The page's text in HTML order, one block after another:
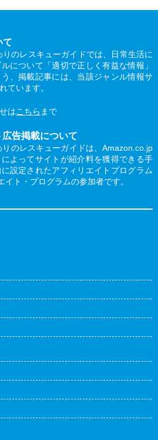
て
のレスキューガイドでは、日常生活に
について「適切で正しく有益な情報」
、掲載記事には、当該ジャンル情報サ
ています。
はこちら まで
告掲載について
のレスキューガイドは、Amazon.co.jp
よってサイトが紹介料を獲得できる手
設定されたアフィリエイトプログラム
ト・プログラムの参加者です。